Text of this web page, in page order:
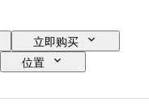
立即购买
位置